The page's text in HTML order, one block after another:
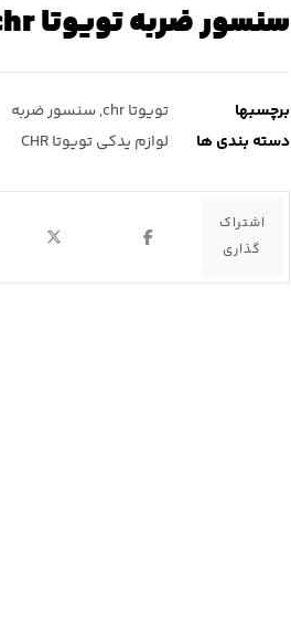
سنسور ضربه تویوتا chr ( سی اچ آر )
برچسبها تویوتا chr ,سنسور ضربه
دسته بندی ها
لوازم یدکی تویوتا CHR